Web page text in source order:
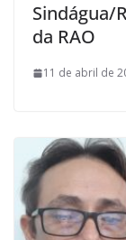
Sindágua/
da RAO
11 de abril de